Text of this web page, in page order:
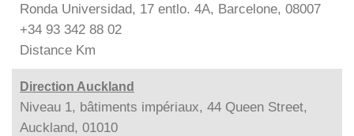
Ronda Universidad, 17 entlo. 4A, Barcelone, 08007
+34 93 342 88 02
Distance Km
Direction Auckland
Niveau 1, bâtiments impériaux, 44 Queen Street,
Auckland, 01010